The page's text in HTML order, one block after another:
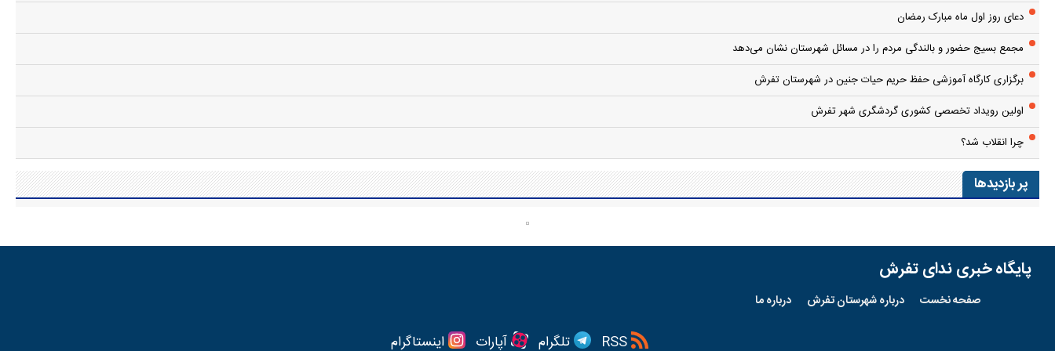
دعای روز اول ماه مبارک رمضان
مجمع بسیج حضور و بالندگی مردم را در مسائل شهرستان نشان می‌دهد
برگزاری کارگاه آموزشی حفظ حریم حیات جنین در شهرستان تفرش
اولین رویداد تخصصی کشوری گردشگری شهر تفرش
چرا انقلاب شد؟
پر بازدیدها
پایگاه خبری ندای تفرش
صفحه نخست درباره شهرستان تفرش درباره ما
تلگرام آپارات اینستاگرام